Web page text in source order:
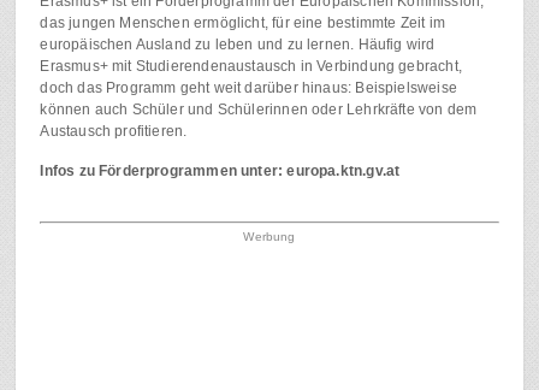
das jungen Menschen ermöglicht, für eine bestimmte Zeit im
europäischen Ausland zu leben und zu lernen. Häufig wird
Erasmus+ mit Studierendenaustausch in Verbindung gebracht,
doch das Programm geht weit darüber hinaus: Beispielsweise
können auch Schüler und Schülerinnen oder Lehrkräfte von dem
Austausch profitieren.
Infos zu Förderprogrammen unter: europa.ktn.gv.at
Werbung